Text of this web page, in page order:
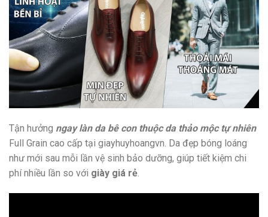
Tận hưởng ngay làn da bê con thuộc da thảo mộc tự nhiên
Full Grain cao cấp tại giayhuyhoangvn. Da đẹp bóng loáng
như mới sau mỗi lần vệ sinh bảo dưỡng, giúp tiết kiệm chi
phí nhiều lần so với giày giá rẻ.